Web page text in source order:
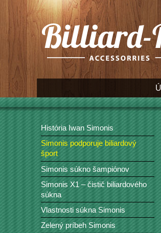
História Iwan Simonis
Simonis podporuje biliardový
šport
Simonis súkno šampiónov
Simonis X1 – čistič biliardového
súkna
Vlastnosti súkna Simonis
Zelený príbeh Simonis